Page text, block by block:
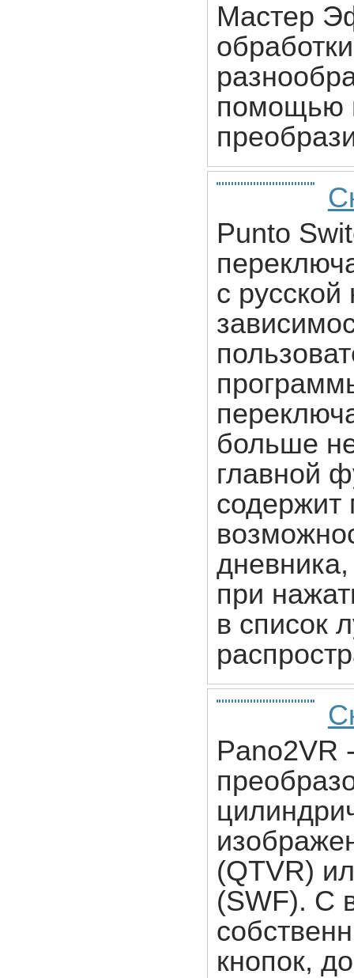
Мастер
помощью
Punto
с
больше
главной
содержит
при
в список
Pano2VR
(QTVR)
(SWF). С
кнопок,